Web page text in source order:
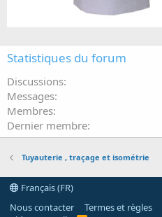
Statistiques du forum
Discussions
Messages
Membres
Dernier membre
Tuyauterie , traçage et isométrie
Français (FR)
Nous contacter
Termes et règles